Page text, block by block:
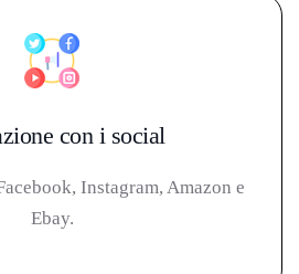
con i social
Instagram, Amazon e
Ebay.